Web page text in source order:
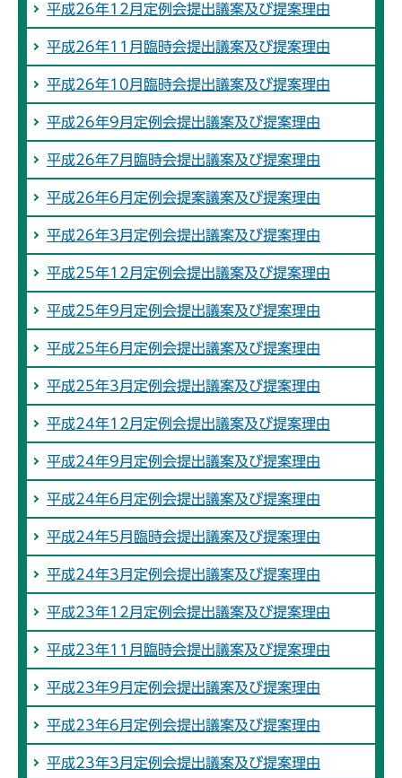
平成26年12月定例会提出議案及び提案理由
平成26年11月臨時会提出議案及び提案理由
平成26年10月臨時会提出議案及び提案理由
平成26年9月定例会提出議案及び提案理由
平成26年7月臨時会提出議案及び提案理由
平成26年6月定例会提案議案及び提案理由
平成26年3月定例会提出議案及び提案理由
平成25年12月定例会提出議案及び提案理由
平成25年9月定例会提出議案及び提案理由
平成25年6月定例会提出議案及び提案理由
平成25年3月定例会提出議案及び提案理由
平成24年12月定例会提出議案及び提案理由
平成24年9月定例会提出議案及び提案理由
平成24年6月定例会提出議案及び提案理由
平成24年5月臨時会提出議案及び提案理由
平成24年3月定例会提出議案及び提案理由
平成23年12月定例会提出議案及び提案理由
平成23年11月臨時会提出議案及び提案理由
平成23年9月定例会提出議案及び提案理由
平成23年6月定例会提出議案及び提案理由
平成23年3月定例会提出議案及び提案理由